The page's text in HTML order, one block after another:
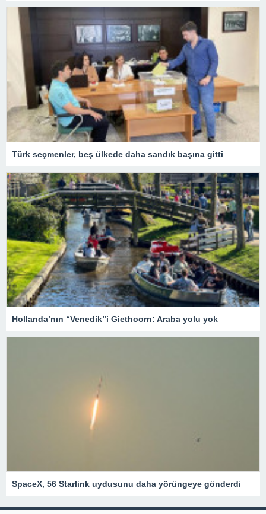
Türk seçmenler, beş ülkede daha sandık başına gitti
Hollanda’nın “Venedik”i Giethoorn: Araba yolu yok
SpaceX, 56 Starlink uydusunu daha yörüngeye gönderdi